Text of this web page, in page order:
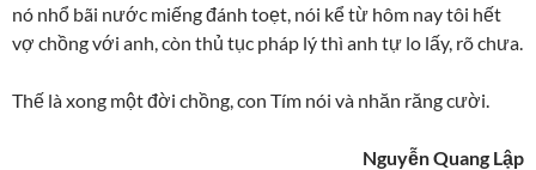
nó nhổ bãi nước miếng đánh toẹt, nói kể từ hôm nay tôi hết
vợ chồng với anh, còn thủ tục pháp lý thì anh tự lo lấy, rõ chưa.
Thế là xong một đời chồng, con Tím nói và nhăn răng cười.
Nguyễn Quang Lập